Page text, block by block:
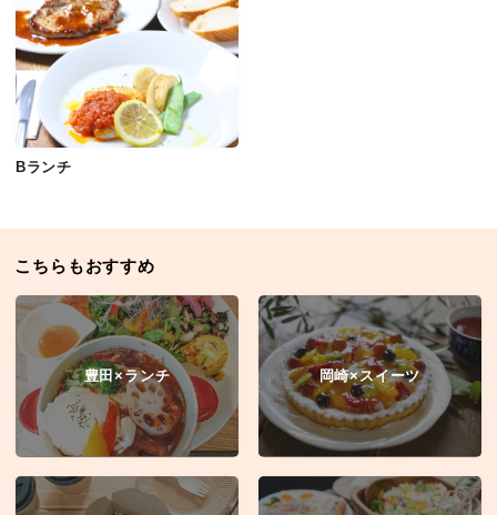
Bランチ
こちらもおすすめ
豊田×ランチ 岡崎×スイーツ